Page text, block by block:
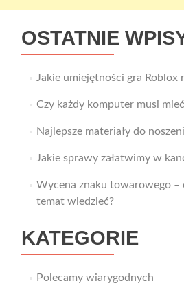
OSTATNIE
Jakie umiejętności gra Roblox
Czy każdy komputer musi
Najlepsze materiały do
Jakie sprawy załatwimy w
Wycena znaku towarowego –
temat wiedzieć?
KATEGORIE
Polecamy wiarygodnych